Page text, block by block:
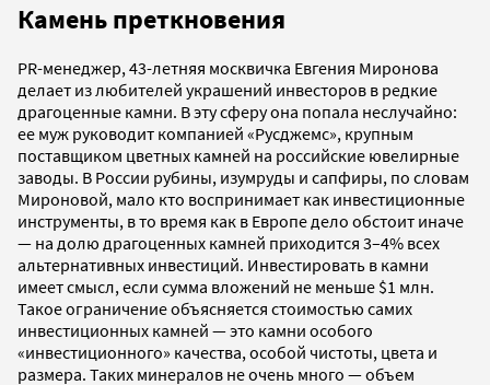
Камень преткновения
PR-менеджер, 43-летняя москвичка Евгения Миронова
делает из любителей украшений инвесторов в редкие
драгоценные камни. В эту сферу она попала неслучайно:
ее муж руководит компанией «Русджемс», крупным
поставщиком цветных камней на российские ювелирные
заводы. В России рубины, изумруды и сапфиры, по словам
Мироновой, мало кто воспринимает как инвестиционные
инструменты, в то время как в Европе дело обстоит иначе
— на долю драгоценных камней приходится 3–4% всех
альтернативных инвестиций. Инвестировать в камни
имеет смысл, если сумма вложений не меньше $1 млн.
Такое ограничение объясняется стоимостью самих
инвестиционных камней — это камни особого
«инвестиционного» качества, особой чистоты, цвета и
размера. Таких минералов не очень много — объем